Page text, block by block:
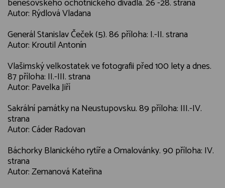
benešovského ochotnického divadla. 26 -28. strana
Autor: Rýdlová Vladana
Generál Stanislav Čeček (5). 86 příloha: I.-II. strana
Autor: Kroutil Antonín
Vlašimský velkostatek ve fotografii před 100 lety a dnes.
87 příloha: II.-III. strana
Autor: Pavelka Jiří
Sakrální památky na Neustupovsku. 89 příloha: III.-IV.
strana
Autor: Cáder Radovan
Báchorky Blanického rytíře a Omalovánky. 90 příloha: IV.
strana
Autor: Zemanová Kateřina